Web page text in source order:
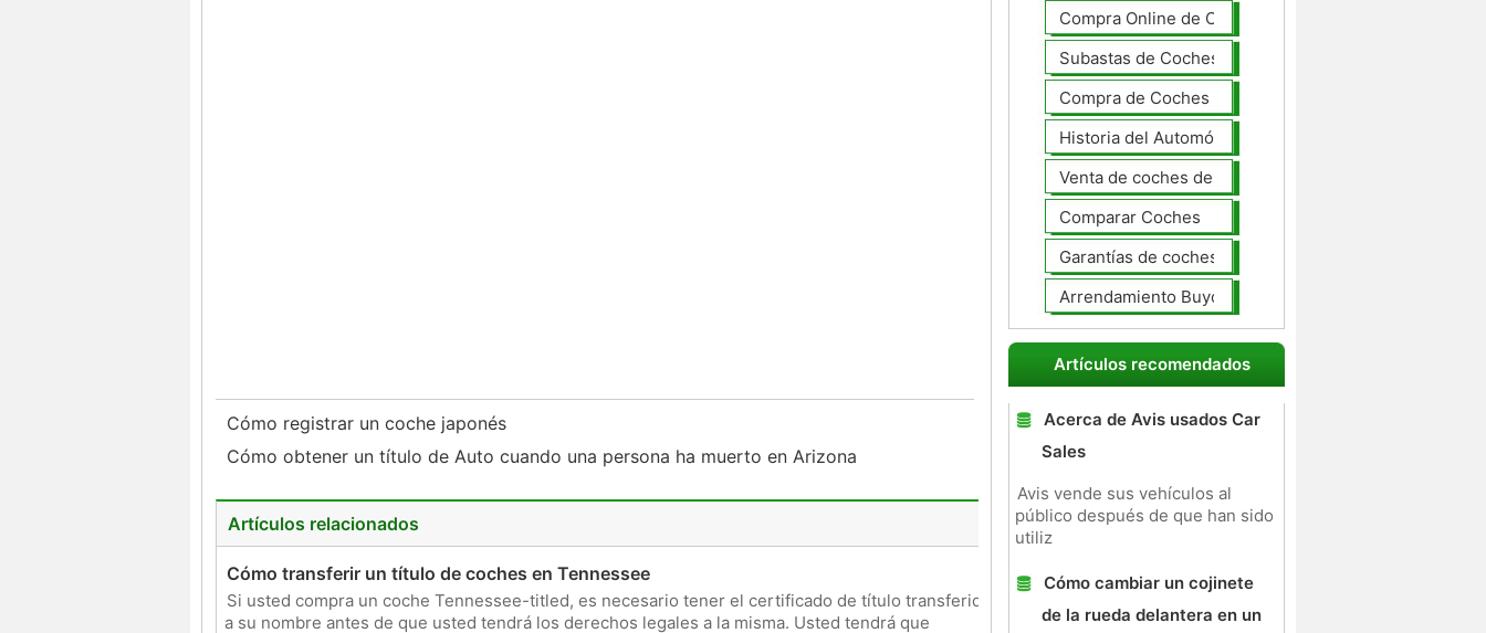
Cómo registrar un coche japonés
Cómo obtener un título de Auto cuando una persona ha muerto en Arizona
Artículos relacionados
Cómo transferir un título de coches en Tennessee
Si usted compra un coche Tennessee-titled, es necesario tener el certificado de título transferido
a su nombre antes de que usted tendrá los derechos legales a la misma. Usted tendrá que
Compra Online de Coches
Subastas de Coches
Compra de Coches Basics
Historia del Automóvil
Venta de coches de lujo
Comparar Coches
Garantías de coches ampliado
Arrendamiento Buyout
Artículos recomendados
Acerca de Avis usados ​​Car
Sales
Avis vende sus vehículos al
público después de que han sido
utiliz
Cómo cambiar un cojinete
de la rueda delantera en un